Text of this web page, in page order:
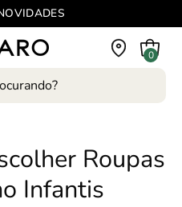
0
Roupas
Infantis